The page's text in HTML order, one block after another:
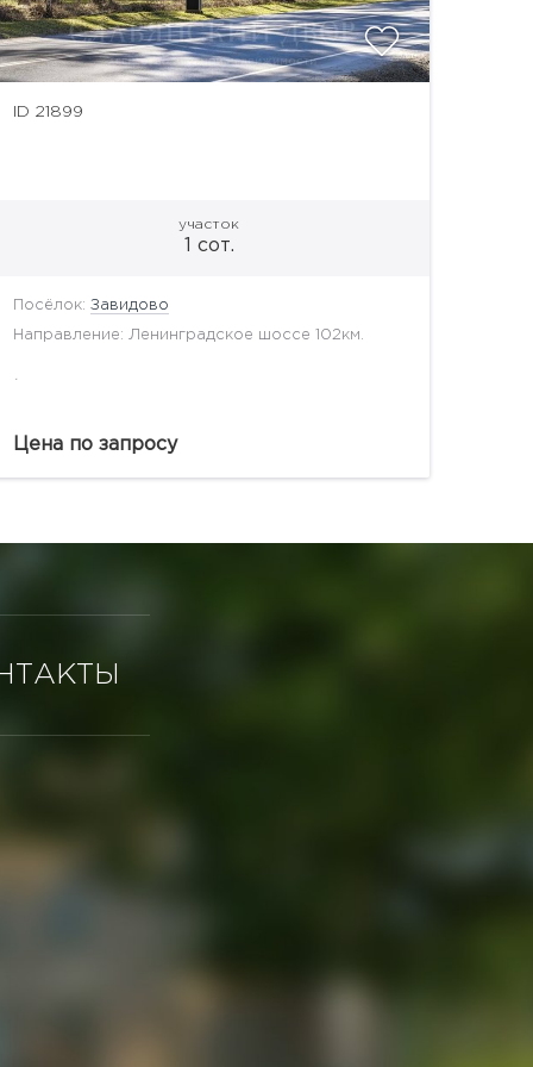
ID 21899
участок
1 сот.
Посёлок: Завидово
Направление: Ленинградское шоссе 102км.
Цена по запросу